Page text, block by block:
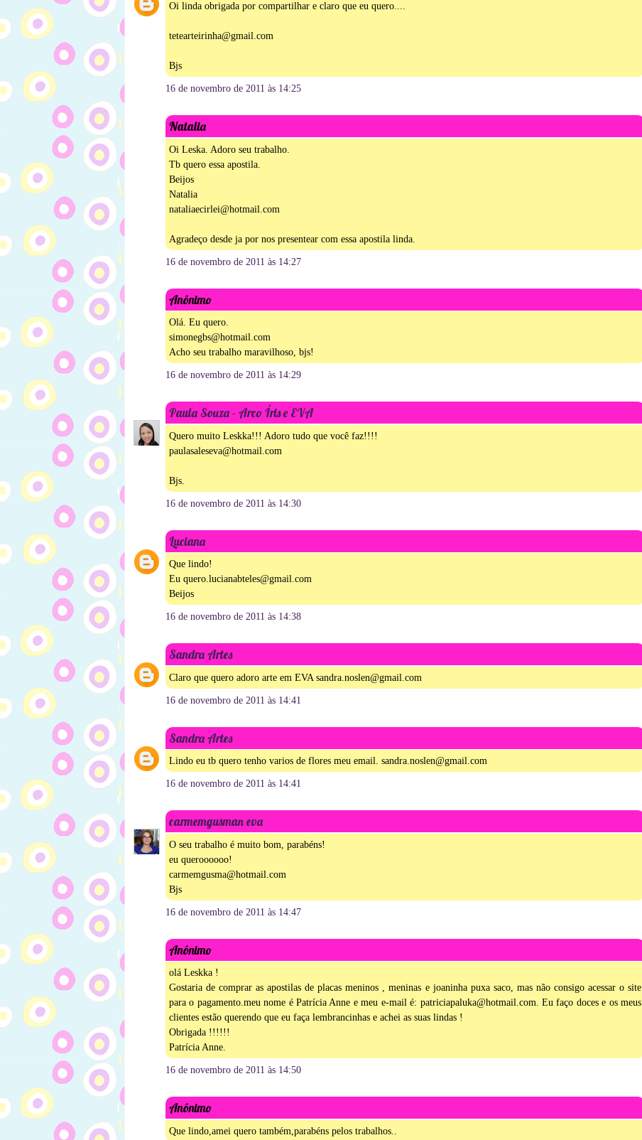
Oi linda obrigada por compartilhar e claro que eu quero....
tetearteirinha@gmail.com
Bjs
16 de novembro de 2011 às 14:25
Natalia
Oi Leska. Adoro seu trabalho.
Tb quero essa apostila.
Beijos
Natalia
nataliaecirlei@hotmail.com
Agradeço desde ja por nos presentear com essa apostila linda.
16 de novembro de 2011 às 14:27
Anônimo
Olá. Eu quero.
simonegbs@hotmail.com
Acho seu trabalho maravilhoso, bjs!
16 de novembro de 2011 às 14:29
Paula Souza - Arco Íris e EVA
Quero muito Leskka!!! Adoro tudo que você faz!!!!
paulasaleseva@hotmail.com
Bjs.
16 de novembro de 2011 às 14:30
Luciana
Que lindo!
Eu quero.lucianabteles@gmail.com
Beijos
16 de novembro de 2011 às 14:38
Sandra Artes
Claro que quero adoro arte em EVA sandra.noslen@gmail.com
16 de novembro de 2011 às 14:41
Sandra Artes
Lindo eu tb quero tenho varios de flores meu email. sandra.noslen@gmail.com
16 de novembro de 2011 às 14:41
carmemgusman eva
O seu trabalho é muito bom, parabéns!
eu queroooooo!
carmemgusma@hotmail.com
Bjs
16 de novembro de 2011 às 14:47
Anônimo
olá Leskka !
Gostaria de comprar as apostilas de placas meninos , meninas e joaninha puxa saco, mas não consigo acessar o site
para o pagamento.meu nome é Patrícia Anne e meu e-mail é: patriciapaluka@hotmail.com. Eu faço doces e os meus
clientes estão querendo que eu faça lembrancinhas e achei as suas lindas !
Obrigada !!!!!!
Patrícia Anne.
16 de novembro de 2011 às 14:50
Anônimo
Que lindo,amei quero também,parabéns pelos trabalhos..